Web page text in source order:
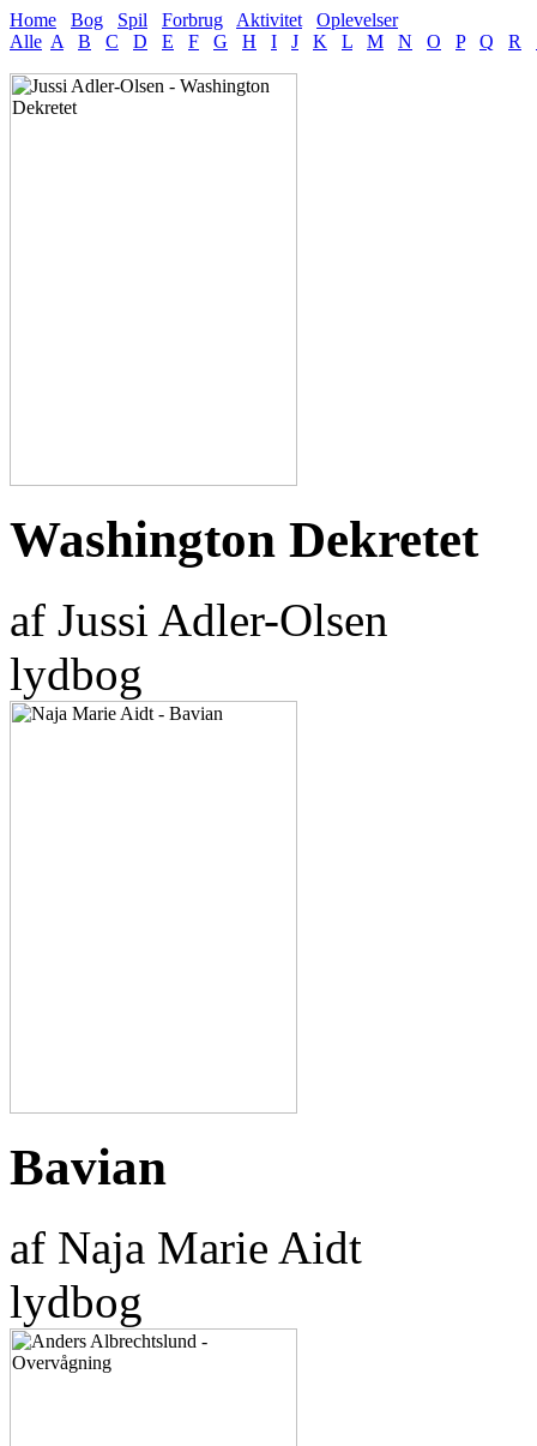
Home Bog Spil Forbrug Aktivitet
Oplevelser
Alle A B C D E F G H I J K L M N O P Q R
Washington Dekretet
af Jussi Adler-Olsen
lydbog
Bavian
af Naja Marie Aidt
lydbog